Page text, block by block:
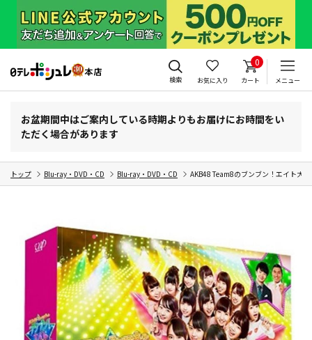
検索 お気に入り
0
カート メニュー
お盆期間中はご案内している時期よりもお届けにお時間をい
ただく場合があります
トップ Blu-ray・DVD・CD Blu-ray・DVD・CD AKB48 Team8のブンブン！エイト大